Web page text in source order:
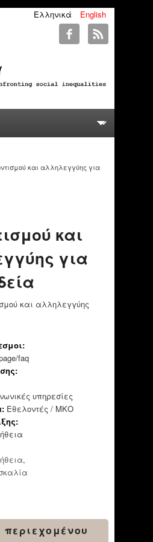
English
Ελληνικά
και αλληλεγγύης για
και
για
και αλληλεγγύης
faq
υπηρεσίες
Εθελοντές / ΜΚΟ
,